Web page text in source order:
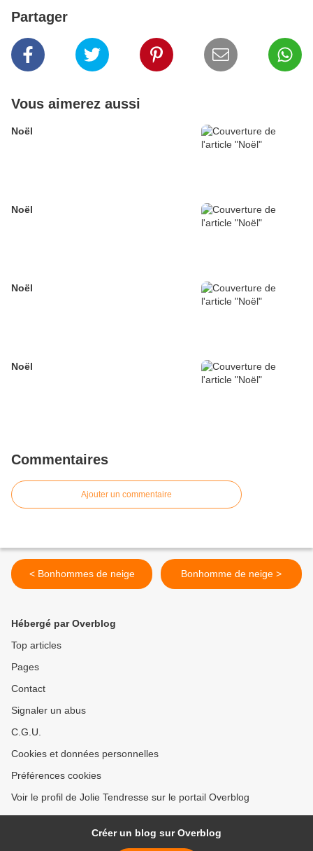
Partager
Vous aimerez aussi
Noël
Noël
Noël
Noël
Commentaires
Ajouter un commentaire
< Bonhommes de neige Bonhomme de neige >
Hébergé par Overblog
Top articles
Pages
Contact
Signaler un abus
C.G.U.
Cookies et données personnelles
Préférences cookies
Voir le profil de Jolie Tendresse sur le portail Overblog
Créer un blog sur Overblog